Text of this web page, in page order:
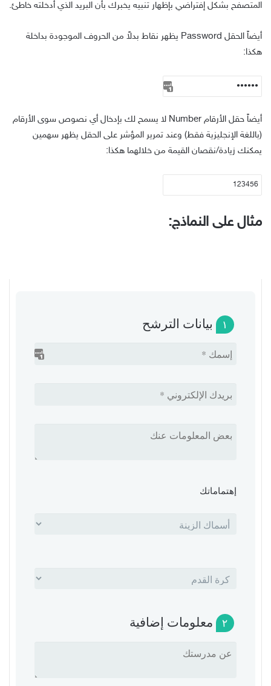
المتصفح بشكل إفتراضي بإظهار تنبيه يخبرك بأن البريد الذي أدخلته خاطئ.
أيضاً الحقل Password يظهر نقاط بدلاً من الحروف الموجودة بداخلة
هكذا:
أيضاً حقل الأرقام Number لا يسمح لك بإدخال أي نصوص سوى الأرقام
(باللغة الإنجليزية فقط) وعند تمرير المؤشر على الحقل يظهر سهمين
يمكنك زيادة/نقصان القيمة من خلالهما هكذا:
مثال على النماذج:
١ بيانات الترشح
إهتماماتك
٢ معلومات إضافية